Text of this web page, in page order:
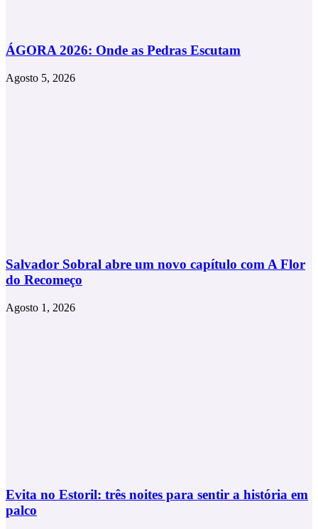
ÁGORA 2026: Onde as Pedras Escutam
Agosto 5, 2026
Salvador Sobral abre um novo capítulo com A Flor
do Recomeço
Agosto 1, 2026
Evita no Estoril: três noites para sentir a história em
palco